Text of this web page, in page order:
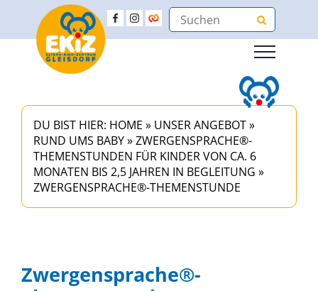
DU BIST HIER: HOME » UNSER ANGEBOT»
RUND UMS BABY»ZWERGENSPRACHE®-
THEMENSTUNDEN FÜR KINDER VON CA. 6
MONATEN BIS 2,5 JAHREN IN BEGLEITUNG »
ZWERGENSPRACHE®-THEMENSTUNDE
Zwergensprache®-